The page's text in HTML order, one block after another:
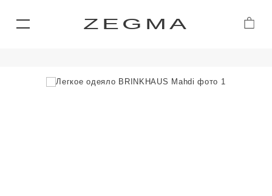
ZEGMA